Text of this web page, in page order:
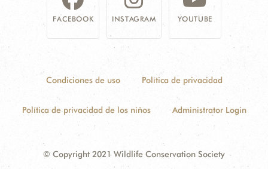
FACEBOOK INSTAGRAM YOUTUBE
Condiciones de uso Política de privacidad
Política de privacidad de los niños Administrator Login
© Copyright 2021 Wildlife Conservation Society